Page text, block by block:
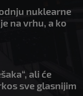
nuklearne
na vrhu, a ko
ali će
sve glasnijim